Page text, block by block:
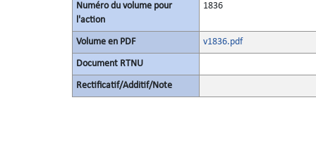
Numéro du volume pour
l'action
1836
Volume en PDF v1836.pdf
Document RTNU
Rectificatif/Additif/Note